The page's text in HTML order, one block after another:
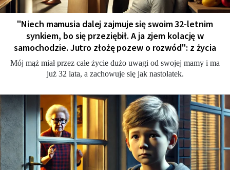
"Niech mamusia dalej zajmuje się swoim 32-letnim
synkiem, bo się przeziębił. A ja zjem kolację w
samochodzie. Jutro złożę pozew o rozwód": z życia
Mój mąż miał przez całe życie dużo uwagi od swojej mamy i ma
już 32 lata, a zachowuje się jak nastolatek.